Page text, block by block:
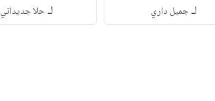
لـجميل داري لـحلا جديداني